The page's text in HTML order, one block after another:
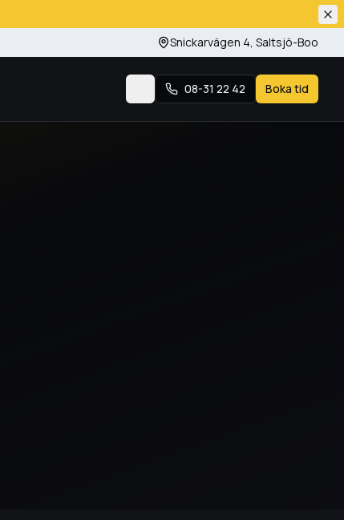
Snickarvägen 4, Saltsjö-Boo
Byt tema08-31 22 42 Boka tid